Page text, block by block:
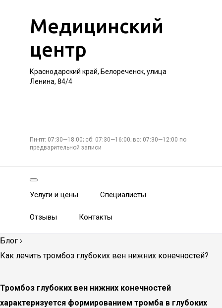
Медицинский
центр
Краснодарский край, Белореченск, улица
Ленина, 84/4
Пн-пт: 07:30—18:00; сб: 07:30—16:00; вс: 07:30—12:00 по
предварительной записи
Услуги и цены Специалисты
Отзывы Контакты
Блог ›
Как лечить тромбоз глубоких вен нижних конечностей?
Тромбоз глубоких вен нижних конечностей
характеризуется формированием тромба в глубоких